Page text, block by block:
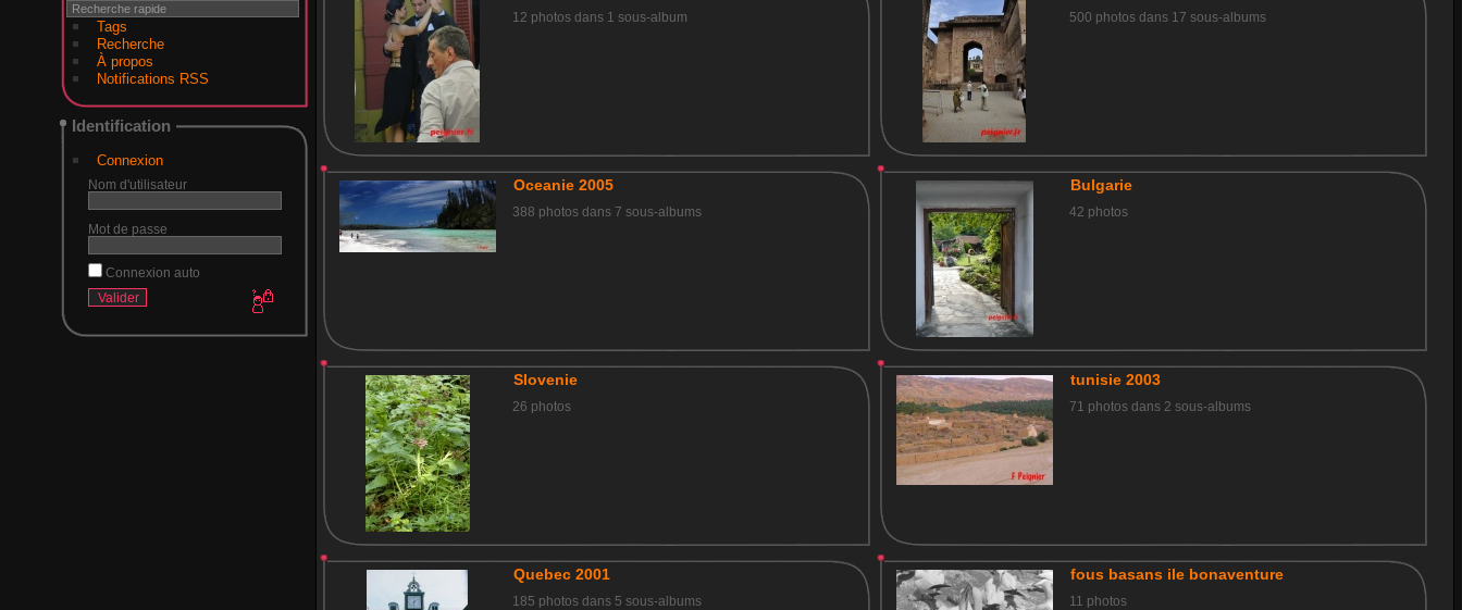
Tags
Recherche
À propos
Notifications RSS
Identification
Connexion
Nom d'utilisateur
Mot de passe
Connexion auto
12 photos dans 1 sous-album 500 photos dans 17 sous-albums
Oceanie 2005
388 photos dans 7 sous-albums
Bulgarie
42 photos
Slovenie
26 photos
tunisie 2003
71 photos dans 2 sous-albums
Quebec 2001
185 photos dans 5 sous-albums
fous basans ile bonaventure
11 photos